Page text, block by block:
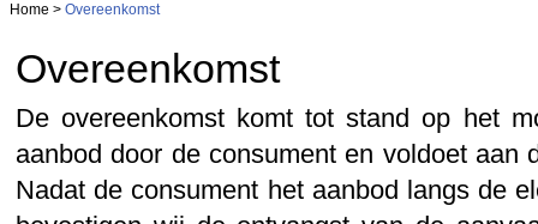
Home > Overeenkomst
Overeenkomst
De overeenkomst komt tot stand op het
aanbod door de consument en voldoet aan
Nadat de consument het aanbod langs de